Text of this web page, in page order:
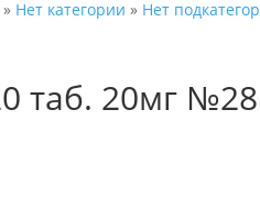
» Нет категории » Нет
таб. 20мг №28